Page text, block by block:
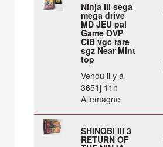
Ninja III sega
mega drive
MD JEU pal
Game OVP
CIB vgc rare
sgz Near Mint
top
Vendu il y a
3651j 11h
Allemagne
SHINOBI III 3
RETURN OF